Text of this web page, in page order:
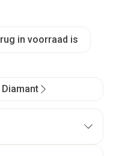
in voorraad is